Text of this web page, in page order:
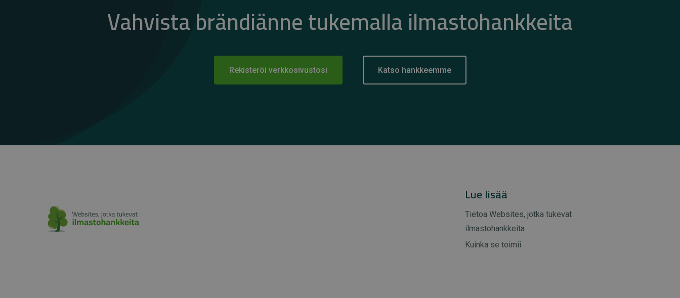
Vahvista brändiänne tukemalla ilmastohankkeita
Rekisteröi verkkosivustosi Katso hankkeemme
Lue lisää
Tietoa Websites, jotka tukevat
ilmastohankkeita
Kuinka se toimii